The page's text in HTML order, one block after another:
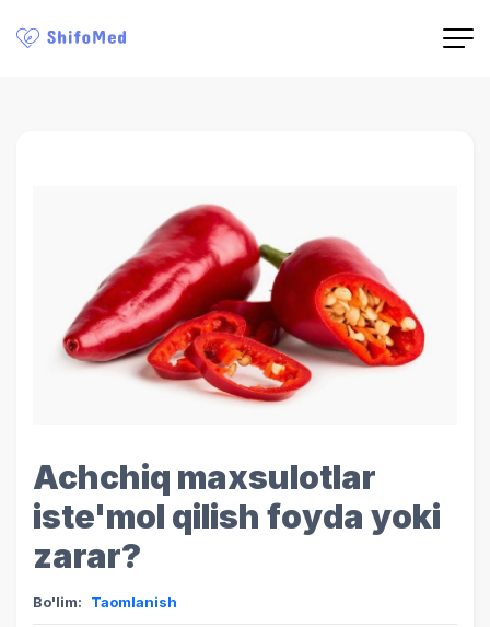
Achchiq maxsulotlar
iste'mol qilish foyda yoki
zarar?
Bo'lim: Taomlanish